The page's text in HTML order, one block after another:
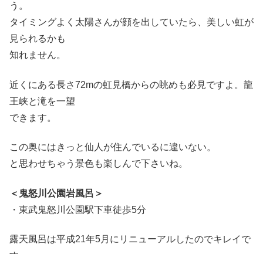
う。
タイミングよく太陽さんが顔を出していたら、美しい虹が
見られるかも
知れません。
近くにある長さ72mの虹見橋からの眺めも必見ですよ。龍
王峡と滝を一望
できます。
この奥にはきっと仙人が住んでいるに違いない。
と思わせちゃう景色も楽しんで下さいね。
＜鬼怒川公園岩風呂＞
・東武鬼怒川公園駅下車徒歩5分
露天風呂は平成21年5月にリニューアルしたのでキレイで